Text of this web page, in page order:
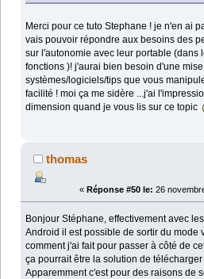
Merci pour ce tuto Stephane ! je n'en ai
vais pouvoir répondre aux besoins des
sur l'autonomie avec leur portable (dans
fonctions )! j'aurai bien besoin d'une
systèmes/logiciels/tips que vous
facilité ! moi ça me sidère ...j'ai
dimension quand je vous lis sur ce topic
thomas
« Réponse #50 le: 26
Bonjour Stéphane, effectivement avec
Android il est possible de sortir du mode
comment j'ai fait pour passer à côté de
ça pourrait être la solution de
Apparemment c'est pour des raisons de